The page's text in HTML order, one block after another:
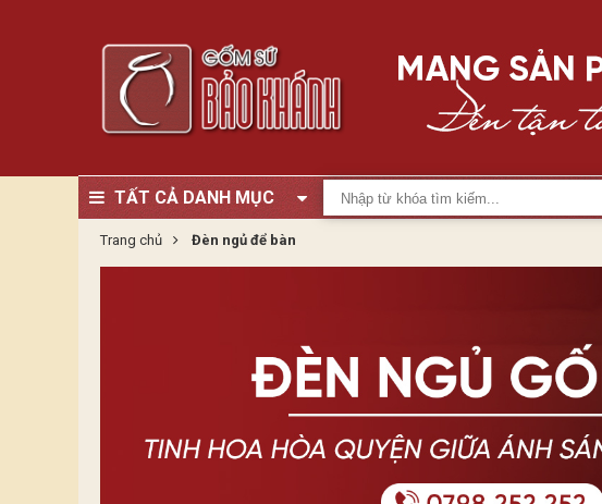
TẤT CẢ DANH MỤC
Trang chủ Đèn ngủ để bàn